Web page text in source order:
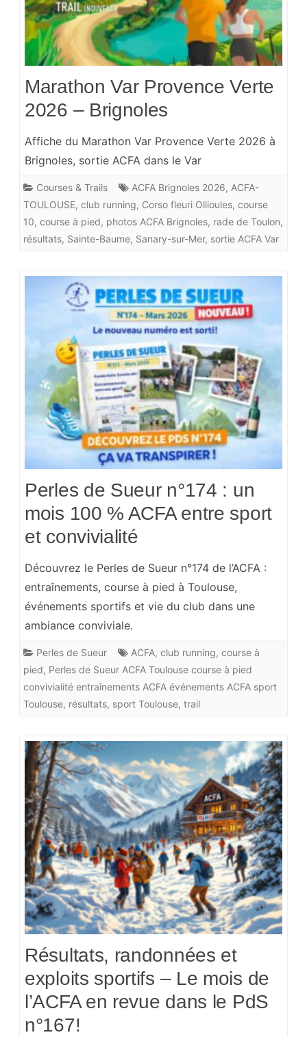
Marathon Var Provence Verte
2026 – Brignoles
Affiche du Marathon Var Provence Verte 2026 à
Brignoles, sortie ACFA dans le Var
Courses & Trails ACFA Brignoles 2026, ACFA-
TOULOUSE, club running, Corso fleuri Ollioules, course
10, course à pied, photos ACFA Brignoles, rade de Toulon,
résultats, Sainte-Baume, Sanary-sur-Mer, sortie ACFA Var
Perles de Sueur n°174 : un
mois 100 % ACFA entre sport
et convivialité
Découvrez le Perles de Sueur n°174 de l’ACFA :
entraînements, course à pied à Toulouse,
événements sportifs et vie du club dans une
ambiance conviviale.
Perles de Sueur ACFA, club running, course à
pied, Perles de Sueur ACFA Toulouse course à pied
convivialité entraînements ACFA événements ACFA sport
Toulouse, résultats, sport Toulouse, trail
Résultats, randonnées et
exploits sportifs – Le mois de
l’ACFA en revue dans le PdS
n°167!